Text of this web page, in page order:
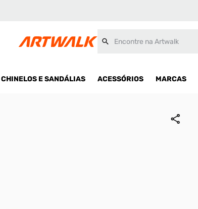
CHINELOS E SANDÁLIAS ACESSÓRIOS MARCAS